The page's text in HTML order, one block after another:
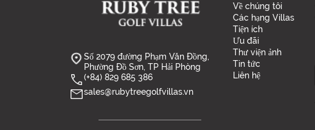
Số 2079 đường Phạm Văn Đồng,
Phường Đồ Sơn, TP Hải Phòng
(+84) 829 685 386
sales@rubytreegolfvillas.vn
Về chúng tôi
Các hạng Villas
Tiện ích
Ưu đãi
Thư viện ảnh
Tin tức
Liên hệ